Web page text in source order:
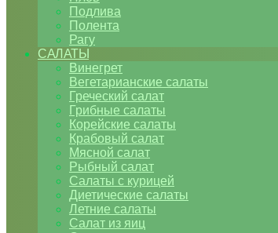
Подлива
Полента
Рагу
САЛАТЫ
Винегрет
Вегетарианские салаты
Греческий салат
Грибные салаты
Корейские салаты
Крабовый салат
Мясной салат
Рыбный салат
Салаты с курицей
Диетические салаты
Летние салаты
Салат из яиц